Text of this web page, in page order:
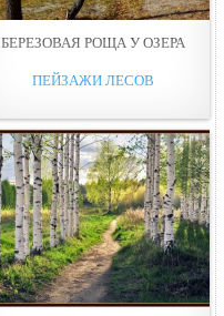
БЕРЕЗОВАЯ РОЩА У ОЗЕРА
ПЕЙЗАЖИ ЛЕСОВ